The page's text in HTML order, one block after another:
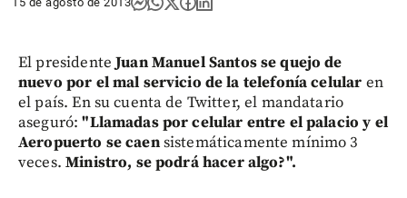
El presidenteJuan Manuel Santos se quejo de
nuevo por el mal servicio de la telefonía celular en
el país. En su cuenta de Twitter, el mandatario
aseguró:"Llamadas por celular entre el palacio y el
Aeropuerto se caensistemáticamente mínimo 3
veces.Ministro, se podrá hacer algo?".